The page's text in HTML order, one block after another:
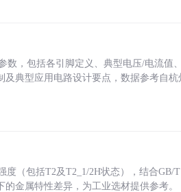
数，包括各引脚定义、典型电压/电流值
典型应用电路设计要点，数据参考自
（包括T2及T2_1/2H状态），结合GB/
金属特性差异，为工业选材提供参考。